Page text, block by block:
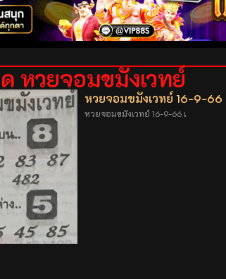
หวยจอมขมังเวทย์
หวยจอมขมังเวทย์ 16-9-66
หวยจอมขมังเวทย์ 16-9-66 เ